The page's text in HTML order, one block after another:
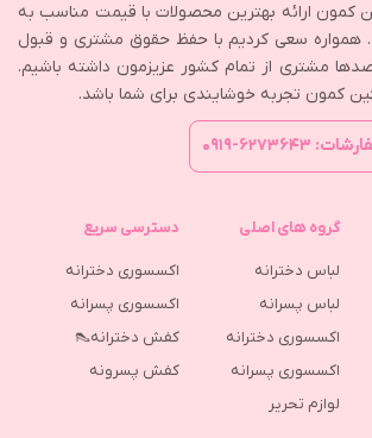
کمون ارائه بهترین محصولات با قیمت مناسب به
همواره سعی کردیم با حفظ حقوق مشتری و قبول
مشتری از تمام کشور عزیزمون داشته باشیم.
کمون تجربه خوشایندی برای شما باشد.
۰۹۱۹
گروه های اصلی
لباس دخترانه
لباس پسرانه
اکسسوری دخترانه
اکسسوری پسرانه
لوازم تحریر
دسترسی سریع
اکسسوری دخترانه
اکسسوری پسرانه
کفش دخترانه👠
كفش پسرونه